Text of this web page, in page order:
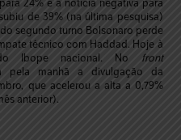
24% e a notícia negativa para
de 39% (na última pesquisa)
segundo turno Bolsonaro perde
técnico com Haddad. Hoje à
Ibope nacional. No front
pela manhã a divulgação da
que acelerou a alta a 0,79%
anterior).